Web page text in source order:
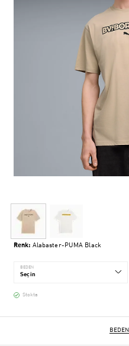
Renk: Alabaster-PUMA Black
BEDEN
Stokta